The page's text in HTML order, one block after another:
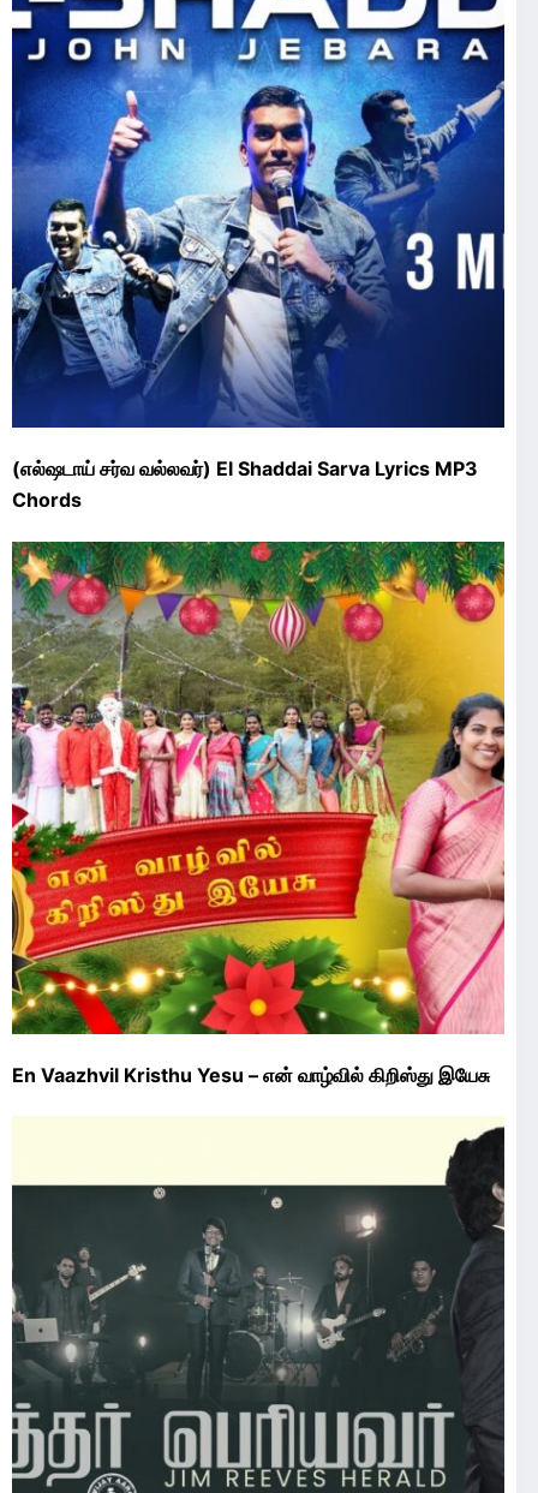
(எல்ஷடாய் சர்வ வல்லவர்) El Shaddai Sarva Lyrics MP3
Chords
En Vaazhvil Kristhu Yesu – என் வாழ்வில் கிறிஸ்து இயேசு